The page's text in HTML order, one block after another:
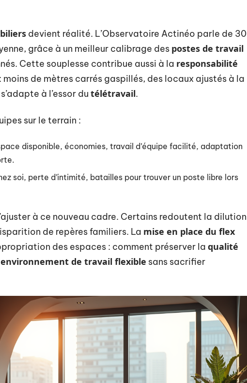
devient réalité. L’Observatoire Actinéo parle de 30
grâce à un meilleur calibrage des postes de travail
Cette souplesse contribue aussi à la responsabilité
: moins de mètres carrés gaspillés, des locaux ajustés à la
à l’essor du télétravail.
sur le terrain :
disponible, économies, travail d’équipe facilité, adaptation
soi, perte d’intimité, batailles pour trouver un poste libre lors
à ce nouveau cadre. Certains redoutent la dilution
de repères familiers. La mise en place du flex
des espaces : comment préserver la qualité
environnement de travail flexible sans sacrifier